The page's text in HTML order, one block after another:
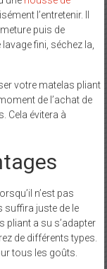
l’entretenir. Il
puis de
fini, séchez la,
votre matelas pliant
de l’achat de
Cela évitera à
n’est pas
suffira juste de le
pliant a su s’adapter
de différents types.
tous les goûts.